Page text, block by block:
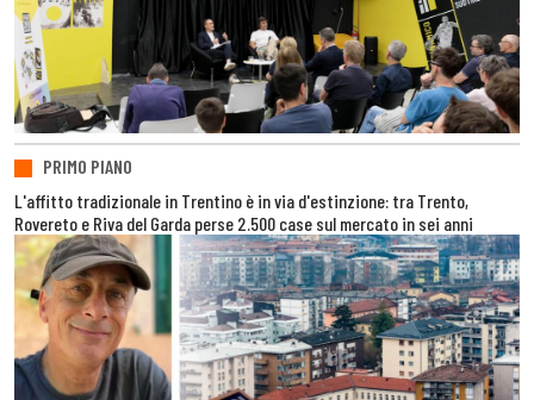
PRIMO PIANO
L'affitto tradizionale in Trentino è in via d'estinzione: tra Trento,
Rovereto e Riva del Garda perse 2.500 case sul mercato in sei anni